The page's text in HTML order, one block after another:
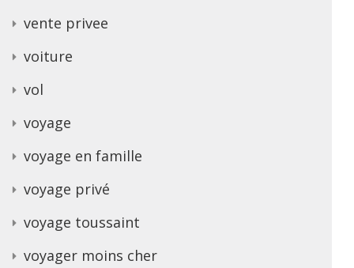
vente privee
voiture
vol
voyage
voyage en famille
voyage privé
voyage toussaint
voyager moins cher